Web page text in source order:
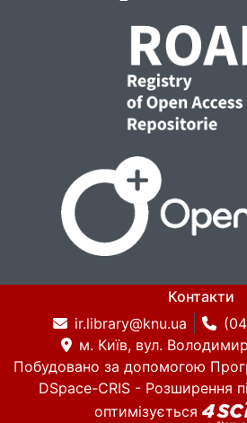
Контакти
ir.library@knu.ua
м. Київ, вул.
Побудовано за допомогою
DSpace-CRIS - Розширення
оптимізується